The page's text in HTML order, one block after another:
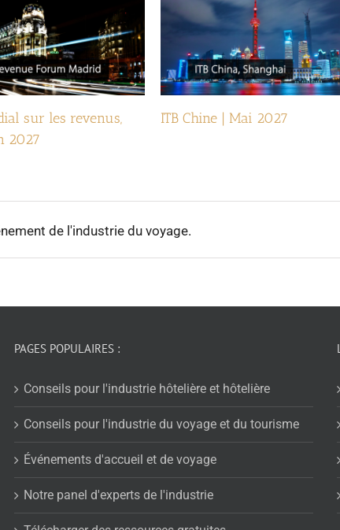
sur les revenus,
2027
ITB Chine | Mai 2027
de l'industrie du voyage.
PAGES POPULAIRES :
Conseils pour l'industrie hôtelière et hôtelière
Conseils pour l'industrie du voyage et du tourisme
Événements d'accueil et de voyage
Notre panel d'experts de l'industrie